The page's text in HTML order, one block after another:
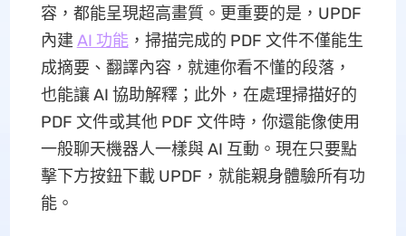
容，都能呈現超高畫質。更重要的是，UPDF
內建 AI 功能，掃描完成的 PDF 文件不僅能生
成摘要、翻譯內容，就連你看不懂的段落，
也能讓 AI 協助解釋；此外，在處理掃描好的
PDF 文件或其他 PDF 文件時，你還能像使用
一般聊天機器人一樣與 AI 互動。現在只要點
擊下方按鈕下載 UPDF，就能親身體驗所有功
能。